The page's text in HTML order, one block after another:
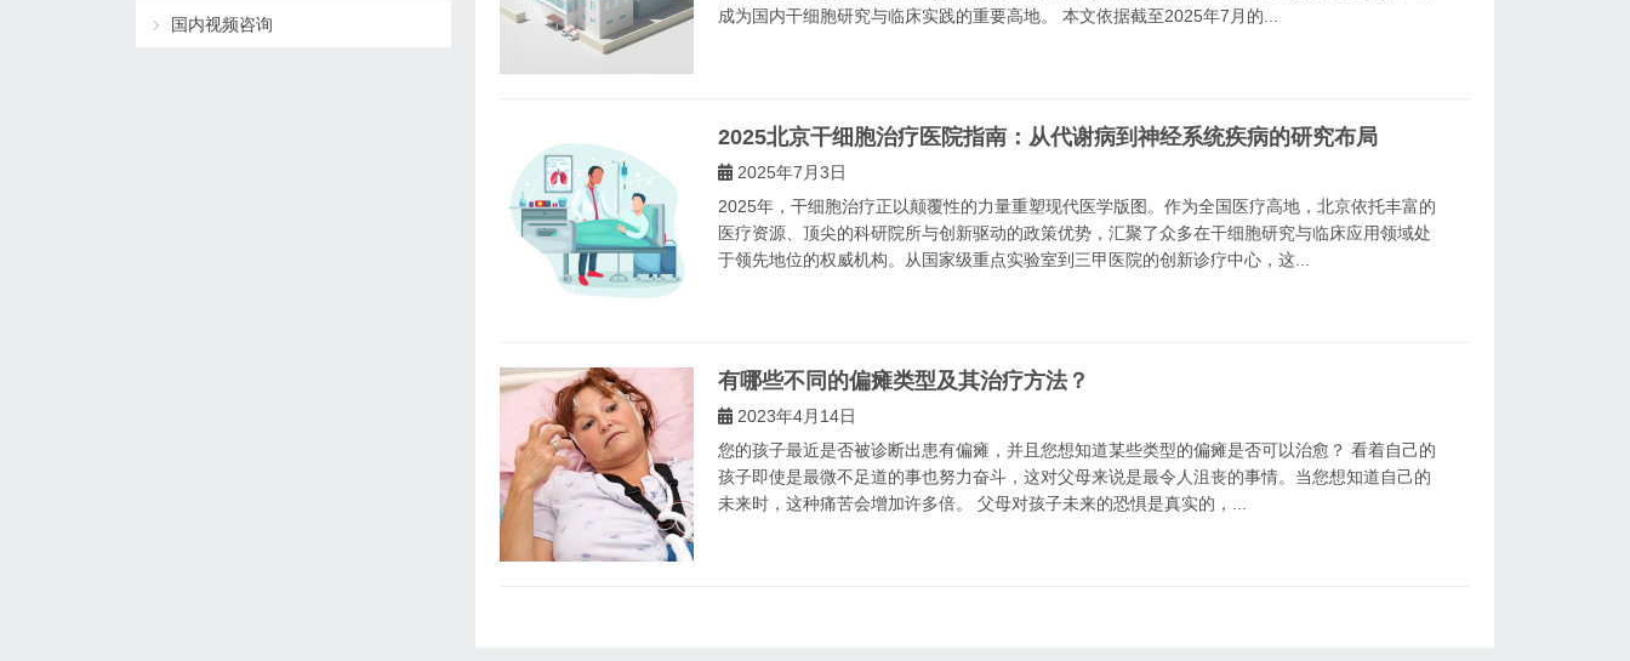
成为国内干细胞研究与临床实践的重要高地。 本文依据截至2025年7月的...
2025北京干细胞治疗医院指南：从代谢病到神经系统疾病的研究布局
2025年7月3日
2025年，干细胞治疗正以颠覆性的力量重塑现代医学版图。作为全国医疗高地，北京依托丰富的
医疗资源、顶尖的科研院所与创新驱动的政策优势，汇聚了众多在干细胞研究与临床应用领域处
于领先地位的权威机构。从国家级重点实验室到三甲医院的创新诊疗中心，这...
有哪些不同的偏瘫类型及其治疗方法？
2023年4月14日
您的孩子最近是否被诊断出患有偏瘫，并且您想知道某些类型的偏瘫是否可以治愈？ 看着自己的
孩子即使是最微不足道的事也努力奋斗，这对父母来说是最令人沮丧的事情。当您想知道自己的
未来时，这种痛苦会增加许多倍。 父母对孩子未来的恐惧是真实的，...
国内视频咨询